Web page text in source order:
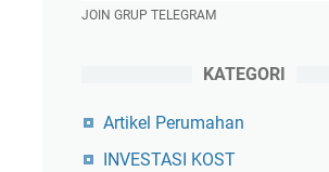
JOIN GRUP TELEGRAM
KATEGORI
Artikel Perumahan
INVESTASI KOST